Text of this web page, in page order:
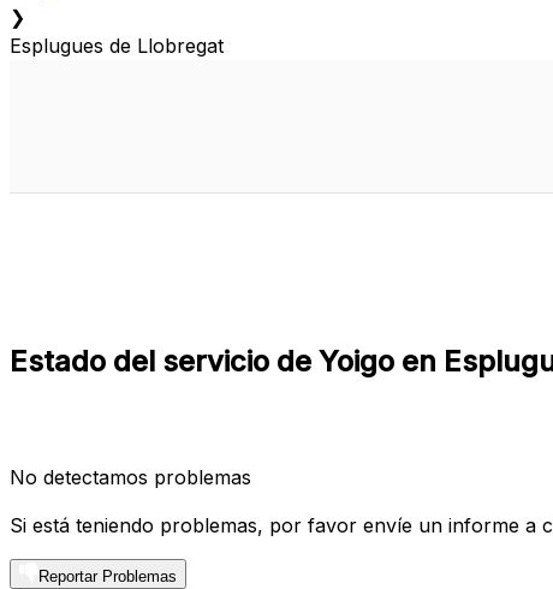
❯
Esplugues de Llobregat
Estado del servicio de Yoigo en
No detectamos problemas
Si está teniendo problemas, por favor envíe un informe a
Reportar Problemas